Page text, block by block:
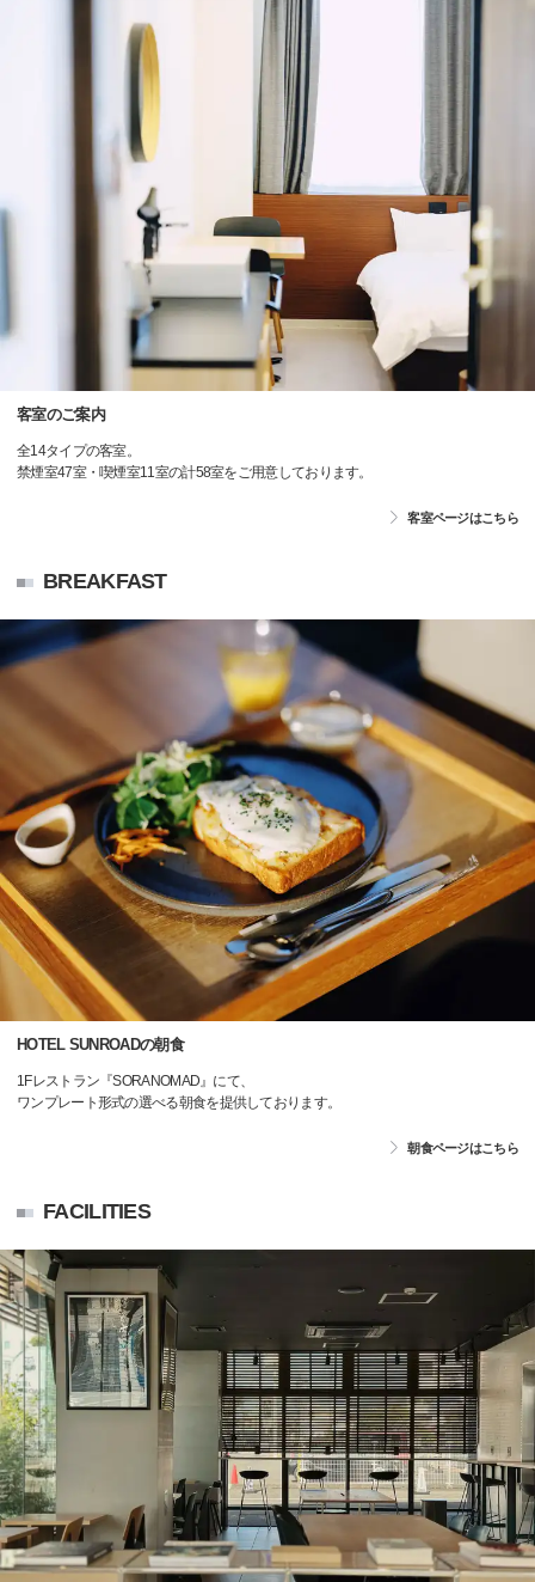
客室のご案内
全14タイプの客室。
禁煙室47室・喫煙室11室の計58室をご用意しております。
客室ページはこちら
BREAKFAST
HOTEL SUNROADの朝食
1Fレストラン『SORANOMAD』にて、
ワンプレート形式の選べる朝食を提供しております。
朝食ページはこちら
FACILITIES